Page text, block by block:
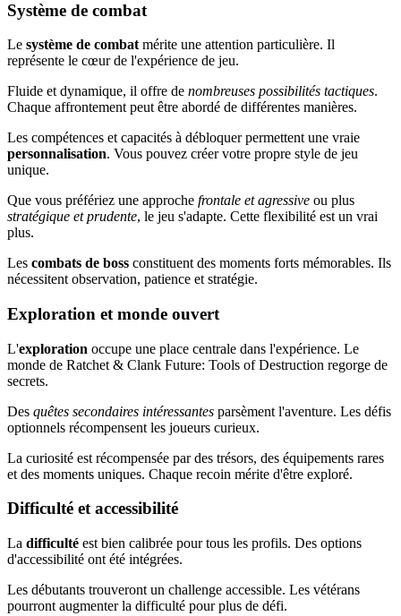
Système de combat
Le système de combat mérite une attention particulière. Il
représente le cœur de l'expérience de jeu.
Fluide et dynamique, il offre de nombreuses possibilités tactiques.
Chaque affrontement peut être abordé de différentes manières.
Les compétences et capacités à débloquer permettent une vraie
personnalisation. Vous pouvez créer votre propre style de jeu
unique.
Que vous préfériez une approche frontale et agressive ou plus
stratégique et prudente, le jeu s'adapte. Cette flexibilité est un vrai
plus.
Les combats de boss constituent des moments forts mémorables. Ils
nécessitent observation, patience et stratégie.
Exploration et monde ouvert
L'exploration occupe une place centrale dans l'expérience. Le
monde de Ratchet & Clank Future: Tools of Destruction regorge de
secrets.
Des quêtes secondaires intéressantes parsèment l'aventure. Les défis
optionnels récompensent les joueurs curieux.
La curiosité est récompensée par des trésors, des équipements rares
et des moments uniques. Chaque recoin mérite d'être exploré.
Difficulté et accessibilité
La difficulté est bien calibrée pour tous les profils. Des options
d'accessibilité ont été intégrées.
Les débutants trouveront un challenge accessible. Les vétérans
pourront augmenter la difficulté pour plus de défi.